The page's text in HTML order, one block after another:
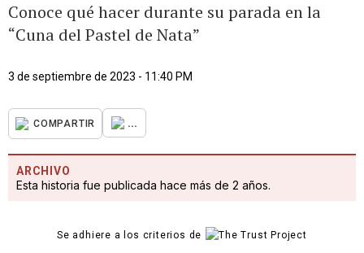
Conoce qué hacer durante su parada en la
“Cuna del Pastel de Nata”
3 de septiembre de 2023 - 11:40 PM
COMPARTIR ...
ARCHIVO
Esta historia fue publicada hace más de 2 años.
Se adhiere a los criterios de